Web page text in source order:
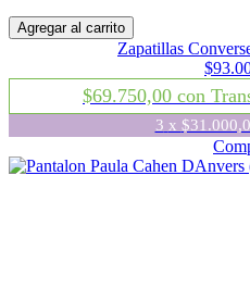
Zapatillas
$69.750,00 con
3 x